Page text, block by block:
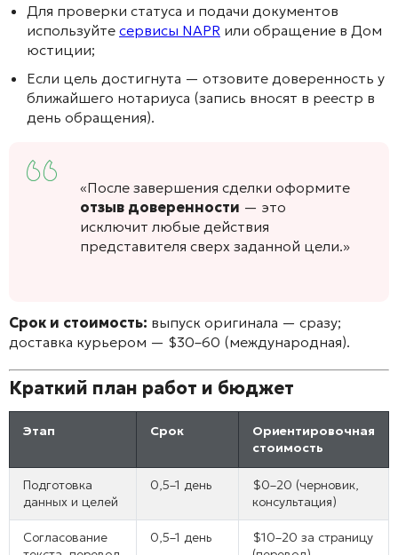
Для проверки статуса и подачи документов
используйте сервисы NAPR или обращение в Дом
юстиции;
Если цель достигнута — отзовите доверенность у
ближайшего нотариуса (запись вносят в реестр в
день обращения).
«После завершения сделки оформите
отзыв доверенности — это
исключит любые действия
представителя сверх заданной цели.»
Срок и стоимость: выпуск оригинала — сразу;
доставка курьером — $30–60 (международная).
Краткий план работ и бюджет
Этап Срок
Ориентировочная
стоимость
Подготовка
данных и целей
0,5–1 день
$0–20 (черновик,
консультация)
Согласование
0,5–1 день
$10–20 за страницу